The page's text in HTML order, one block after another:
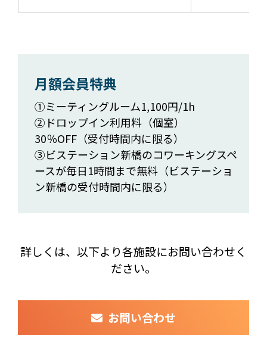
月額会員特典
①ミーティングルーム1,100円/1h
②ドロップイン利用料（個室）
30％OFF（受付時間内に限る）
③ビステーション新橋のコワーキングスペ
ースが毎日1時間まで無料（ビステーショ
ン新橋の受付時間内に限る）
詳しくは、以下より各施設にお問い合わせく
ださい。
お問い合わせ